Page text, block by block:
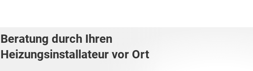
Beratung durch Ihren
Heizungsinstallateur vor Ort